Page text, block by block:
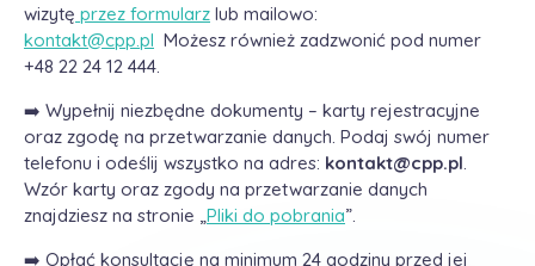
wizytę przez formularz lub mailowo:
kontakt@cpp.pl Możesz również zadzwonić pod numer
+48 22 24 12 444.
➡️ Wypełnij niezbędne dokumenty – karty rejestracyjne
oraz zgodę na przetwarzanie danych. Podaj swój numer
telefonu i odeślij wszystko na adres: kontakt@cpp.pl
Wzór karty oraz zgody na przetwarzanie danych
znajdziesz na stronie „ Pliki do pobrania”.
➡️ Opłać konsultację na minimum 24 godziny przed jej